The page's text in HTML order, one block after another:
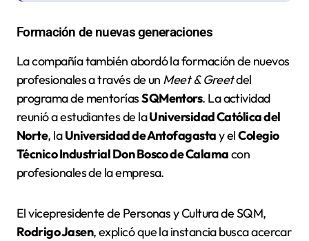
Formación de nuevas generaciones
La compañía también abordó la formación de nuevos
profesionales a través de un Meet & Greetdel
programa de mentoríasSQMentors. La actividad
reunió a estudiantes de laUniversidad Católica del
Norte, laUniversidad de Antofagastay elColegio
Técnico Industrial Don Bosco de Calamacon
profesionales de la empresa.
El vicepresidente de Personas y Cultura de SQM,
Rodrigo Jasen, explicó que la instancia busca acercar